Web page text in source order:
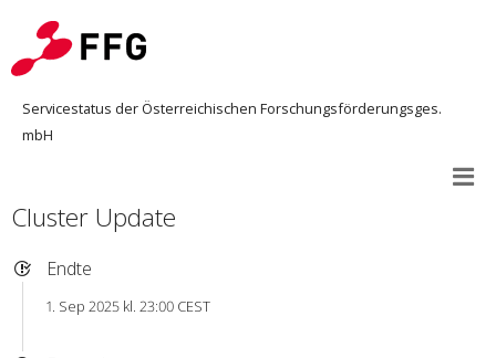
Servicestatus der Österreichischen Forschungsförderungsges.
mbH
Cluster Update
Endte
1. Sep 2025 kl. 23:00 CEST